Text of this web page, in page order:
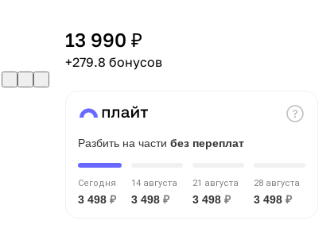
13 990 ₽
+279.8 бонусов
Разбить на части без переплат
Сегодня
3 498 ₽
14 августа
3 498 ₽
21 августа
3 498 ₽
28 августа
3 498 ₽